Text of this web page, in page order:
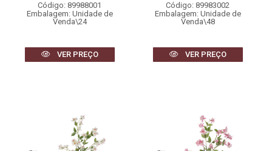
Código: 89988001
Embalagem: Unidade de
Venda\24
VER PREÇO
Código: 89983002
Embalagem: Unidade de
Venda\48
VER PREÇO